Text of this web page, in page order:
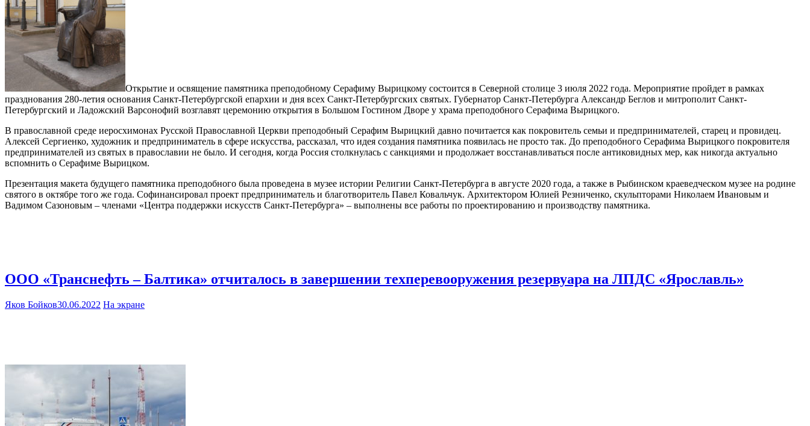
Открытие и освящение памятника преподобному Серафиму Вырицкому состоится в Северной столице 3 июля 2022 года. Мероприятие пройдет в рамках
празднования 280-летия основания Санкт-Петербургской епархии и дня всех Санкт-Петербургских святых. Губернатор Санкт‑Петербурга Александр Беглов и митрополит Санкт-
Петербургский и Ладожский Варсонофий возглавят церемонию открытия в Большом Гостином Дворе у храма преподобного Серафима Вырицкого.
В православной среде иеросхимонах Русской Православной Церкви преподобный Серафим Вырицкий давно почитается как покровитель семьи и предпринимателей, старец и провидец.
Алексей Сергиенко, художник и предприниматель в сфере искусства, рассказал, что идея создания памятника появилась не просто так. До преподобного Серафима Вырицкого покровителя
предпринимателей из святых в православии не было. И сегодня, когда Россия столкнулась с санкциями и продолжает восстанавливаться после антиковидных мер, как никогда актуально
вспомнить о Серафиме Вырицком.
Презентация макета будущего памятника преподобного была проведена в музее истории Религии Санкт-Петербурга в августе 2020 года, а также в Рыбинском краеведческом музее на родине
святого в октябре того же года. Софинансировал проект предприниматель и благотворитель Павел Ковальчук. Архитектором Юлией Резниченко, скульпторами Николаем Ивановым и
Вадимом Сазоновым – членами «Центра поддержки искусств Санкт-Петербурга» – выполнены все работы по проектированию и производству памятника.
ООО «Транснефть – Балтика» отчиталось в завершении техперевооружения резервуара на ЛПДС «Ярославль»
Яков Бойков30.06.2022 На экране